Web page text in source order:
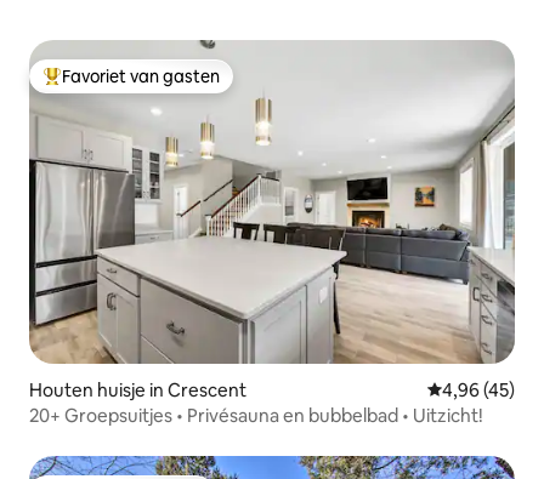
Topfavoriet van gasten
Favoriet van gasten
Houten huisje in Crescent Gemiddelde
4,96 (45)
20+ Groepsuitjes • Privésauna en bubbelbad • Uitzicht!